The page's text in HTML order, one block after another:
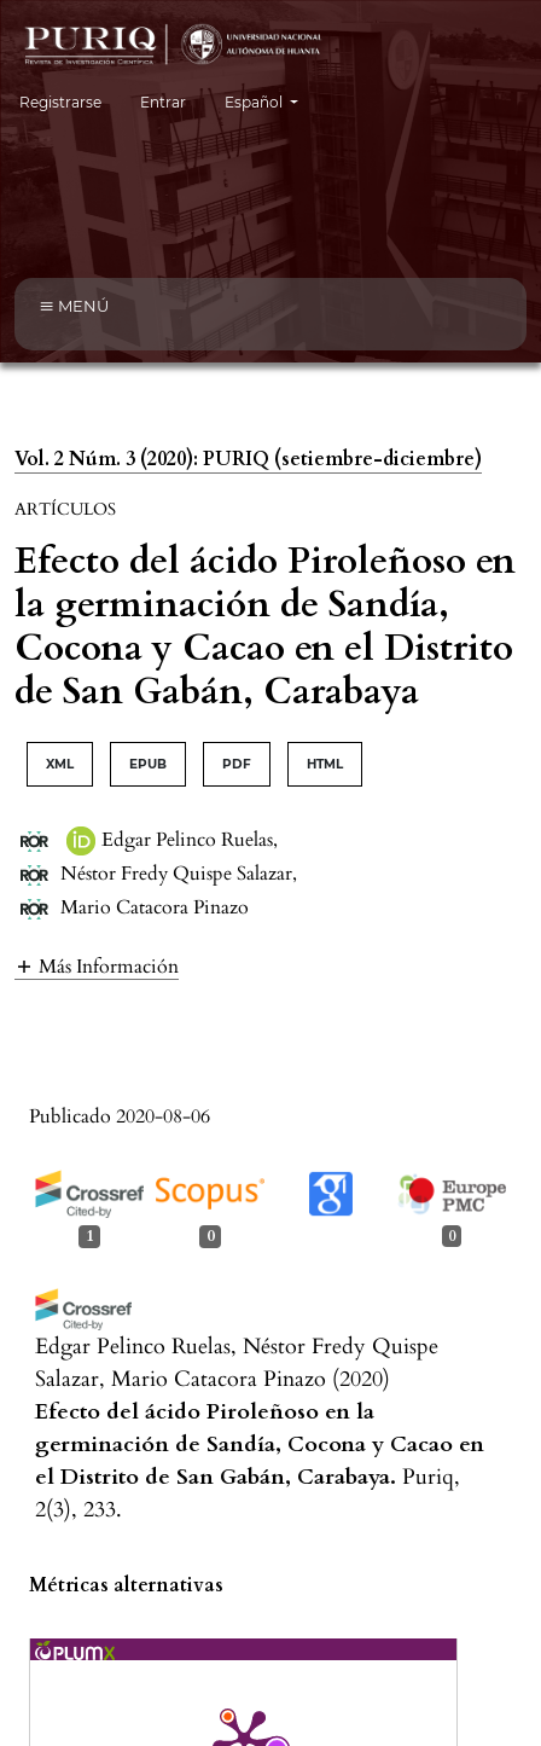
Registrarse Entrar Cambiar el idioma. El idioma actual es:
Español
MENÚ
Vol. 2 Núm. 3 (2020): PURIQ (setiembre-diciembre)
ARTÍCULOS
Efecto del ácido Piroleñoso en
la germinación de Sandía,
Cocona y Cacao en el Distrito
de San Gabán, Carabaya
XML EPUB PDF HTML
Edgar Pelinco Ruelas,
Néstor Fredy Quispe Salazar,
Mario Catacora Pinazo
Más Información
Publicado 2020-08-06
1 0 0
Edgar Pelinco Ruelas, Néstor Fredy Quispe
Salazar, Mario Catacora Pinazo (2020)
Efecto del ácido Piroleñoso en la
germinación de Sandía, Cocona y Cacao en
el Distrito de San Gabán, Carabaya. Puriq,
2(3), 233.
Métricas alternativas